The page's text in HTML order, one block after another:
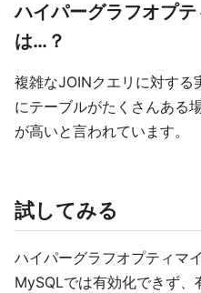
ハイパーグラフオプ
は…？
複雑なJOINクエリに対する
にテーブルがたくさんある
が高いと言われています。
試してみる
ハイパーグラフオプティマ
MySQLでは有効化できず